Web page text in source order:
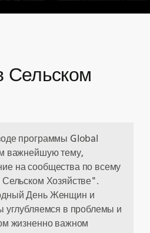
программы Global
важнейшую тему,
на сообщества по всему
Хозяйстве".
День Женщин и
в проблемы и
жизненно важном